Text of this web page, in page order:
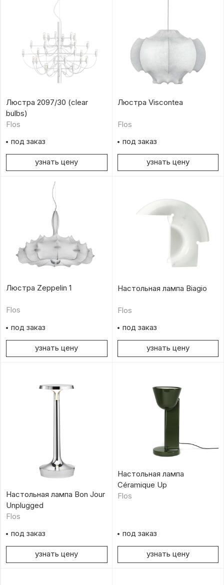
Люстра 2097/30 (clear
bulbs)
Flos
под заказ
узнать цену
Люстра Viscontea
Flos
под заказ
узнать цену
Люстра Zeppelin 1
Flos
под заказ
узнать цену
Настольная лампа Biagio
Flos
под заказ
узнать цену
Настольная лампа Bon Jour
Unplugged
Flos
под заказ
узнать цену
Настольная лампа
Céramique Up
Flos
под заказ
узнать цену